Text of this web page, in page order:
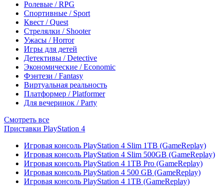
Ролевые / RPG
Спортивные / Sport
Квест / Quest
Стрелялки / Shooter
Ужасы / Horror
Игры для детей
Детективы / Detective
Экономические / Economic
Фэнтези / Fantasy
Виртуальная реальность
Платформер / Platformer
Для вечеринок / Party
Смотреть все
Приставки PlayStation 4
Игровая консоль PlayStation 4 Slim 1TB (GameReplay)
Игровая консоль PlayStation 4 Slim 500GB (GameReplay)
Игровая консоль PlayStation 4 1TB Pro (GameReplay)
Игровая консоль PlayStation 4 500 GB (GameReplay)
Игровая консоль PlayStation 4 1TB (GameReplay)